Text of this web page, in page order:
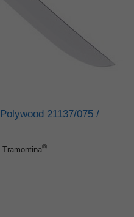
Tramontina®